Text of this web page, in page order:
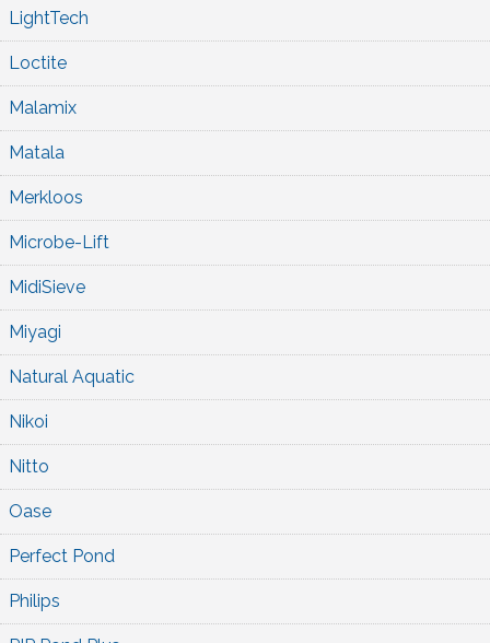
LightTech
Loctite
Malamix
Matala
Merkloos
Microbe-Lift
MidiSieve
Miyagi
Natural Aquatic
Nikoi
Nitto
Oase
Perfect Pond
Philips